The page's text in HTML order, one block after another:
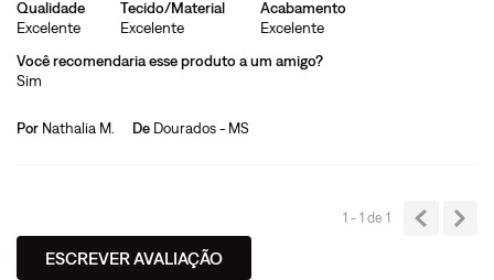
Qualidade
Excelente
Tecido/Material
Excelente
Acabamento
Excelente
Você recomendaria esse produto a um amigo?
Sim
Por Nathalia M. De Dourados - MS
1 - 1de 1
ESCREVER AVALIAÇÃO